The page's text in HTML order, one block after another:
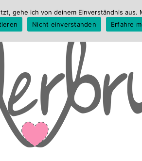
gehe ich von deinem Einverständnis
Nicht einverstanden Erfahre